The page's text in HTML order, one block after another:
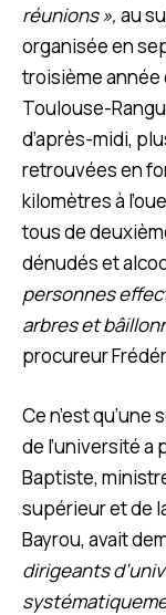
réunions », au
organisée en
troisième année
Toulouse-
d’après-midi,
retrouvées en
kilomètres à
tous de
dénudés et
personnes
arbres et
procureur
Ce n’est
de l’université
Baptiste,
supérieur et de
Bayrou, avait
dirigeants